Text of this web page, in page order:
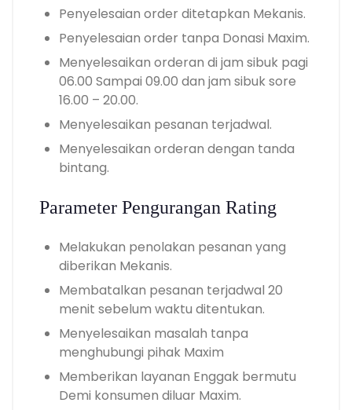
Penyelesaian order ditetapkan Mekanis.
Penyelesaian order tanpa Donasi Maxim.
Menyelesaikan orderan di jam sibuk pagi
06.00 Sampai 09.00 dan jam sibuk sore
16.00 – 20.00.
Menyelesaikan pesanan terjadwal.
Menyelesaikan orderan dengan tanda
bintang.
Parameter Pengurangan Rating
Melakukan penolakan pesanan yang
diberikan Mekanis.
Membatalkan pesanan terjadwal 20
menit sebelum waktu ditentukan.
Menyelesaikan masalah tanpa
menghubungi pihak Maxim
Memberikan layanan Enggak bermutu
Demi konsumen diluar Maxim.